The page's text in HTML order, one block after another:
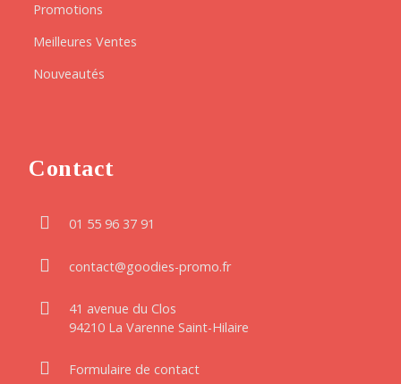
Promotions
Meilleures Ventes
Nouveautés
Contact
01 55 96 37 91
contact@goodies-promo.fr
41 avenue du Clos
94210 La Varenne Saint-Hilaire
Formulaire de contact